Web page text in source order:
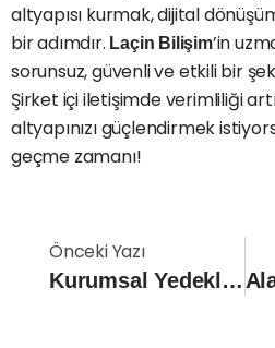
altyapısı kurmak, dijital
bir adımdır. Laçin Bilişim’in
sorunsuz, güvenli ve etkili bir
Şirket içi iletişimde verimliliği
altyapınızı güçlendirmek
geçme zamanı!
Önceki Yazı
Kurumsal Yedekleme Stratejileri: Veri Kaybını Önlemenin Yolları